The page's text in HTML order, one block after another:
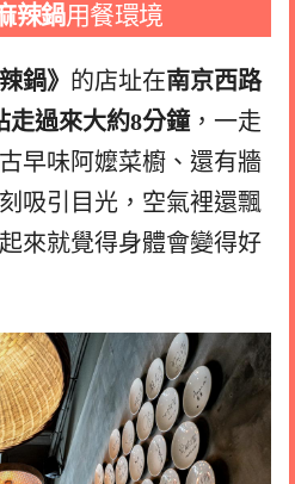
辣鍋用餐環境
鍋》 的店址在南京西路
走過來大約8分鐘，一走
早味阿嬤菜櫥、還有牆
吸引目光，空氣裡還飄
來就覺得身體會變得好